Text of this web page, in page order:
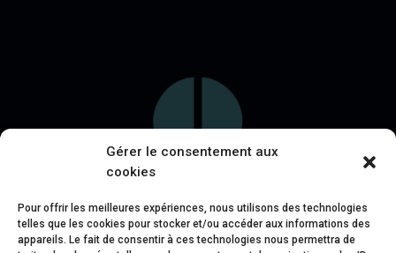
Gérer le consentement aux
cookies
Pour offrir les meilleures expériences, nous utilisons des technologies
telles que les cookies pour stocker et/ou accéder aux informations des
appareils. Le fait de consentir à ces technologies nous permettra de